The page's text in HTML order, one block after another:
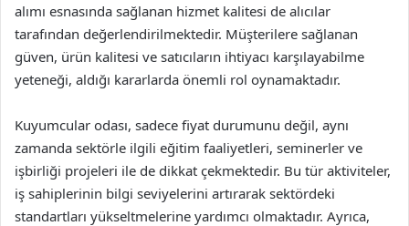
alımı esnasında sağlanan hizmet kalitesi de alıcılar
tarafından değerlendirilmektedir. Müşterilere sağlanan
güven, ürün kalitesi ve satıcıların ihtiyacı karşılayabilme
yeteneği, aldığı kararlarda önemli rol oynamaktadır.
Kuyumcular odası, sadece fiyat durumunu değil, aynı
zamanda sektörle ilgili eğitim faaliyetleri, seminerler ve
işbirliği projeleri ile de dikkat çekmektedir. Bu tür aktiviteler,
iş sahiplerinin bilgi seviyelerini artırarak sektördeki
standartları yükseltmelerine yardımcı olmaktadır. Ayrıca,